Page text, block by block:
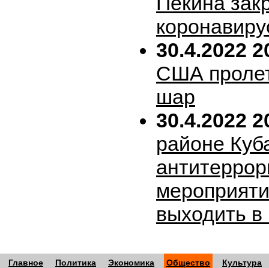
30.4.2022
США
шар
30.4.2022
районе
выходить
Главное Политика Экономика Общество Культура